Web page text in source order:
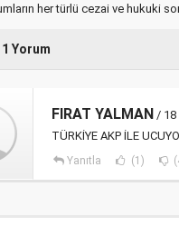
her türlü cezai ve hukuki
1 Yorum
FIRAT YALMAN / 18
TÜRKİYE AKP İLE
Yanıtla (1)